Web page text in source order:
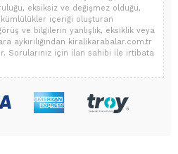
eksiksiz ve değişmez olduğu,
içeriği oluşturan
ve bilgilerin yanlışlık, eksiklik veya
aykırılığından kiralikarabalar.com.tr
Sorularınız için ilan sahibi ile irtibata